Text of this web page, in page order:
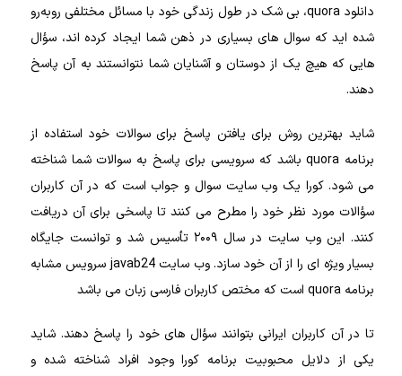
دانلود quora، بی‌ شک در طول زندگی خود با مسائل مختلفی روبه‌رو
شده‌ اید که سوال‌ های بسیاری در ذهن شما ایجاد کرده‌ اند، سؤال‌
هایی که هیچ‌ یک از دوستان و آشنایان شما نتوانستند به آن پاسخ
دهند.
شاید بهترین روش برای یافتن پاسخ برای سوالات خود استفاده از
برنامه quora باشد که سرویسی برای پاسخ به سوالات شما شناخته
می‌ شود. کورا یک وب‌ سایت سوال و جواب است که در آن کاربران
سؤالات مورد نظر خود را مطرح می‌ کنند تا پاسخی برای آن دریافت
کنند. این وب‌ سایت در سال ۲۰۰۹ تأسیس شد و توانست جایگاه
بسیار ویژه‌ ای را از آن خود سازد. وب‌ سایت javab24 سرویس مشابه
برنامه quora است که مختص کاربران فارسی‌ زبان می‌ باشد
تا در آن کاربران ایرانی بتوانند سؤال های خود را پاسخ دهند. شاید
یکی از دلایل محبوبیت برنامه کورا وجود افراد شناخته‌ شده و